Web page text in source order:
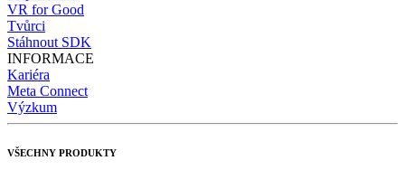
VR for Good
Tvůrci
Stáhnout SDK
INFORMACE
Kariéra
Meta Connect
Výzkum
VŠECHNY PRODUKTY